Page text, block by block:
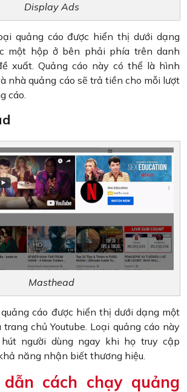
Display Ads
quảng cáo được hiển thị dưới dạng
một hộp ở bên phải phía trên danh
xuất. Quảng cáo này có thể là hình
nhà quảng cáo sẽ trả tiền cho mỗi lượt
cáo.
Masthead
cáo được hiển thị dưới dạng một
chủ Youtube. Loại quảng cáo này
người dùng ngay khi họ truy cập
năng nhận biết thương hiệu.
cách chạy quảng